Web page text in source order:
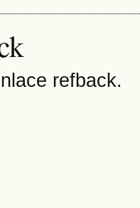
refback.